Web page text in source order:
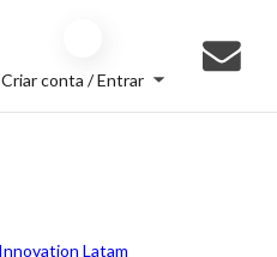
Criar conta / Entrar